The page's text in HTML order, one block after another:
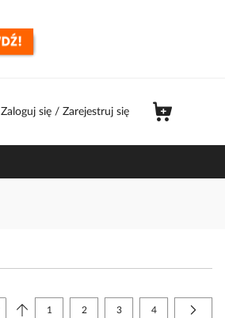
Zaloguj się / Zarejestruj się
Strona
Aktualnie czytasz stronę
1 Strona
2 Strona
3 Strona
4